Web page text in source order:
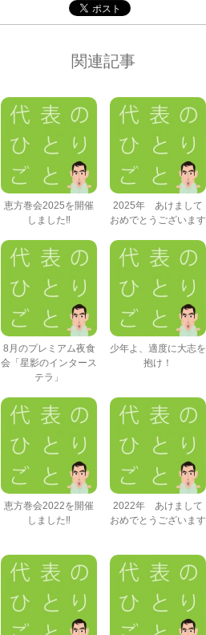
関連記事
恵方巻会2025を開催
しました‼
2025年 あけまして
おめでとうございます
8月のプレミアム夜食
会「星影のインタース
テラ」
少年よ、適度に大志を
抱け！
恵方巻会2022を開催
しました‼
2022年 あけまして
おめでとうございます